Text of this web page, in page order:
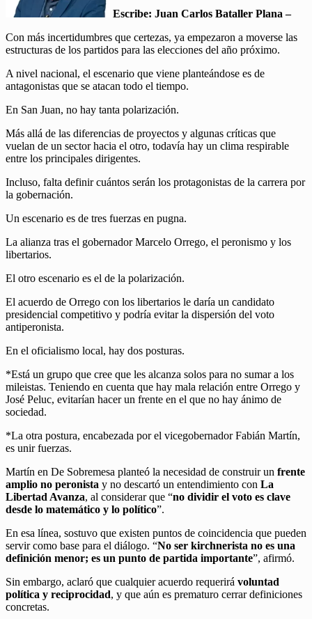
Escribe: Juan Carlos Bataller Plana –
Con más incertidumbres que certezas, ya empezaron a moverse las
estructuras de los partidos para las elecciones del año próximo.
A nivel nacional, el escenario que viene planteándose es de
antagonistas que se atacan todo el tiempo.
En San Juan, no hay tanta polarización.
Más allá de las diferencias de proyectos y algunas críticas que
vuelan de un sector hacia el otro, todavía hay un clima respirable
entre los principales dirigentes.
Incluso, falta definir cuántos serán los protagonistas de la carrera por
la gobernación.
Un escenario es de tres fuerzas en pugna.
La alianza tras el gobernador Marcelo Orrego, el peronismo y los
libertarios.
El otro escenario es el de la polarización.
El acuerdo de Orrego con los libertarios le daría un candidato
presidencial competitivo y podría evitar la dispersión del voto
antiperonista.
En el oficialismo local, hay dos posturas.
*Está un grupo que cree que les alcanza solos para no sumar a los
mileistas. Teniendo en cuenta que hay mala relación entre Orrego y
José Peluc, evitarían hacer un frente en el que no hay ánimo de
sociedad.
*La otra postura, encabezada por el vicegobernador Fabián Martín,
es unir fuerzas.
Martín en De Sobremesa planteó la necesidad de construir un frente
amplio no peronista y no descartó un entendimiento con La
Libertad Avanza, al considerar que “no dividir el voto es clave
desde lo matemático y lo político”.
En esa línea, sostuvo que existen puntos de coincidencia que pueden
servir como base para el diálogo. “No ser kirchnerista no es una
definición menor; es un punto de partida importante”, afirmó.
Sin embargo, aclaró que cualquier acuerdo requerirá voluntad
política y reciprocidad, y que aún es prematuro cerrar definiciones
concretas.